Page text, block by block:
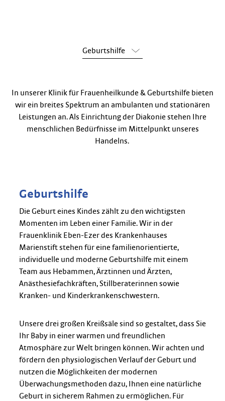
Geburtshilfe
In unserer Klinik für Frauenheilkunde & Geburtshilfe bieten
wir ein breites Spektrum an ambulanten und stationären
Leistungen an. Als Einrichtung der Diakonie stehen Ihre
menschlichen Bedürfnisse im Mittelpunkt unseres
Handelns.
Geburtshilfe
Die Geburt eines Kindes zählt zu den wichtigsten
Momenten im Leben einer Familie. Wir in der
Frauenklinik Eben-Ezer des Krankenhauses
Marienstift stehen für eine familienorientierte,
individuelle und moderne Geburtshilfe mit einem
Team aus Hebammen, Ärztinnen und Ärzten,
Anästhesiefachkräften, Stillberaterinnen sowie
Kranken- und Kinderkrankenschwestern.
Unsere drei großen Kreißsäle sind so gestaltet, dass Sie
Ihr Baby in einer warmen und freundlichen
Atmosphäre zur Welt bringen können. Wir achten und
fördern den physiologischen Verlauf der Geburt und
nutzen die Möglichkeiten der modernen
Überwachungsmethoden dazu, Ihnen eine natürliche
Geburt in sicherem Rahmen zu ermöglichen. Für